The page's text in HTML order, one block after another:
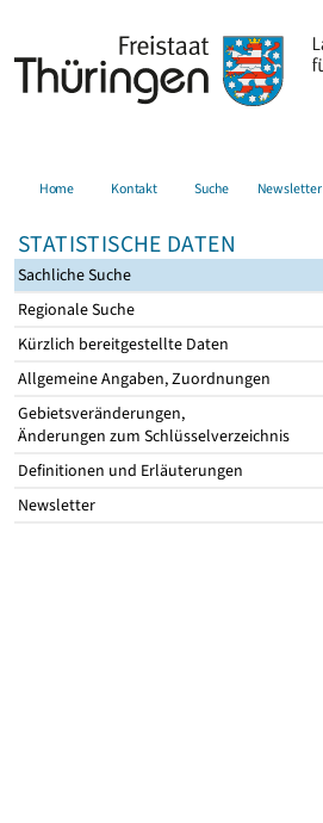
Home Kontakt Suche Newsletter
STATISTISCHE DATEN
Sachliche Suche
Regionale Suche
Kürzlich bereitgestellte Daten
Allgemeine Angaben, Zuordnungen
Gebietsveränderungen,
Änderungen zum Schlüsselverzeichnis
Definitionen und Erläuterungen
Newsletter